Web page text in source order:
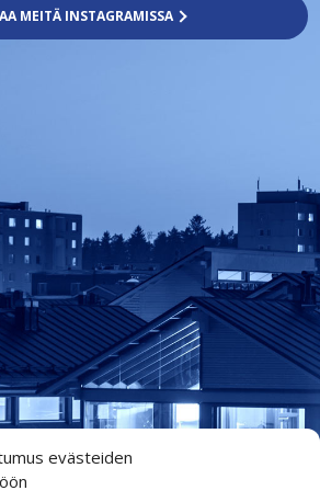
evästeiden
MEITÄ INSTAGRAMISSA